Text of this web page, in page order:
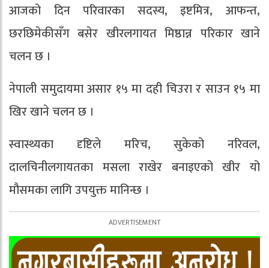
आजको दिन परिवारका सदस्य, इष्टमित्र, आफन्त,
छरछिमेकीसँग बसेर खीरलगायत मिष्ठान्न परिकार खाने
चलन छ ।
नेपाली समुदायमा असार १५ मा दही चिउरा र साउन १५ मा
खिर खाने चलन छ ।
स्वास्थ्यका दृष्टिले मरिच, सुकेको नरिवल,
दालचिनीलगायतका मसला राखेर बनाइएको खीर यो
मौसमका लागि उपयुक्त मानिन्छ ।